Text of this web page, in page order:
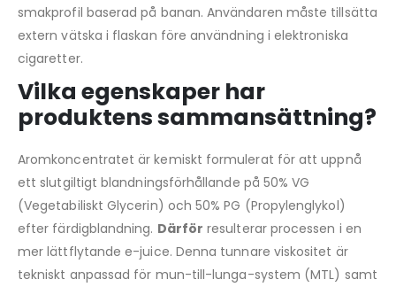
smakprofil baserad på banan. Användaren måste tillsätta
extern vätska i flaskan före användning i elektroniska
cigaretter.
Vilka egenskaper har
produktens sammansättning?
Aromkoncentratet är kemiskt formulerat för att uppnå
ett slutgiltigt blandningsförhållande på 50% VG
(Vegetabiliskt Glycerin) och 50% PG (Propylenglykol)
efter färdigblandning. Därför resulterar processen i en
mer lättflytande e-juice. Denna tunnare viskositet är
tekniskt anpassad för mun-till-lunga-system (MTL) samt